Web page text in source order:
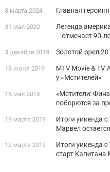
8 марта 2024 Главная
31 мая 2020
Легенда
– отмечает 90-
3 декабря 2019 Золотой орел
18 июня 2019
MTV Movie & TV
у «Мстителей»
16 мая 2019
«Мстители:
поборются за
19 марта 2019
Итоги уикенда
Марвел
12 марта 2019
Итоги уикенда
старт Капитана